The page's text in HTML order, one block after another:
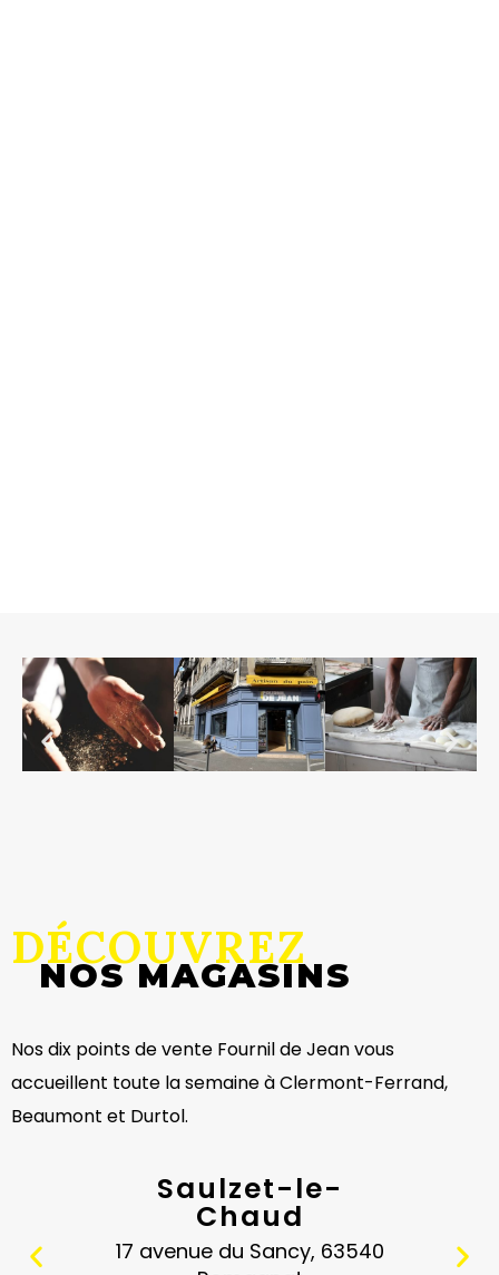
DÉCOUVREZ
NOS MAGASINS
Nos dix points de vente Fournil de Jean vous
accueillent toute la semaine à Clermont-Ferrand,
Beaumont et Durtol.
Saulzet-le-
Chaud
17 avenue du Sancy, 63540